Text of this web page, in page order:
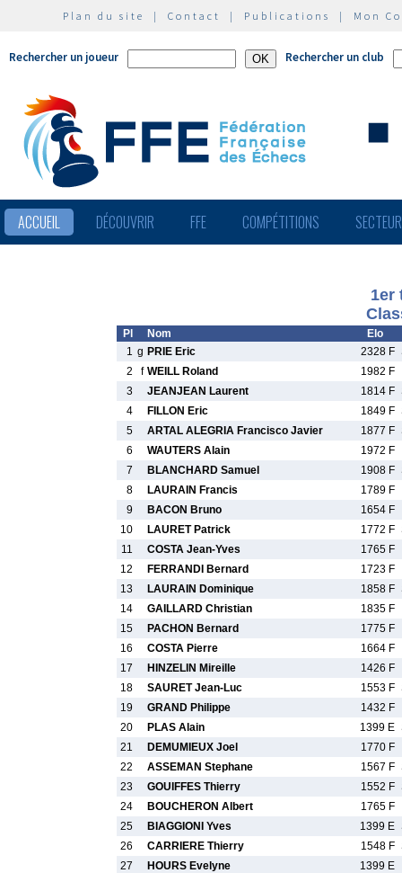
Plan du site | Contact | Publications | Mon
Rechercher un joueur Rechercher un club
ACCUEIL DÉCOUVRIR FFE COMPÉTITIONS
1er
Pl Nom
Elo
1 g PRIE Eric 2328 F
2
f WEILL Roland
1982 F
3
JEANJEAN Laurent 1814 F
4
FILLON Eric 1849 F
5
ARTAL ALEGRIA Francisco Javier 1877 F
6
WAUTERS Alain
1972 F
7
BLANCHARD Samuel 1908 F
8
LAURAIN Francis
1789 F
9
BACON Bruno
1654 F
10
LAURET Patrick 1772 F
11
COSTA Jean-Yves
1765 F
12
FERRANDI Bernard
1723 F
13
LAURAIN Dominique 1858 F
14
GAILLARD Christian
1835 F
15
PACHON Bernard
1775 F
16
COSTA Pierre
1664 F
17
HINZELIN Mireille
1426 F
18
SAURET Jean-Luc 1553 F
19
GRAND Philippe
1432 F
20
PLAS Alain 1399 E
21
DEMUMIEUX Joel
1770 F
22
ASSEMAN Stephane 1567 F
23
GOUIFFES Thierry 1552 F
24
BOUCHERON Albert
1765 F
25
BIAGGIONI Yves 1399 E
26
CARRIERE Thierry 1548 F
27
HOURS Evelyne
1399 E